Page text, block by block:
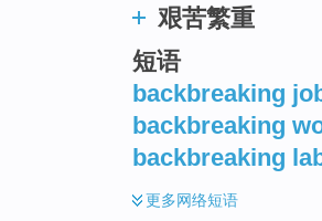
艰苦繁重
短语
backbreaking
backbreaking
backbreaking
更多网络短语